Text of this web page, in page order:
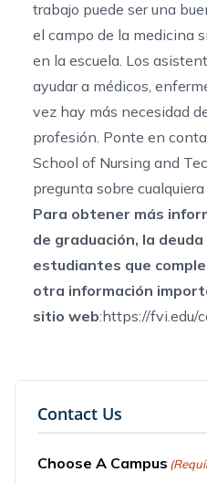
trabajo puede ser una
el campo de la medicina
en la escuela. Los
ayudar a médicos,
vez hay más necesidad
profesión. Ponte en
School of Nursing and
pregunta sobre
Para obtener más
de graduación, la
estudiantes que
otra información
sitio web:https://fvi.edu/
Contact Us
Choose A Campus